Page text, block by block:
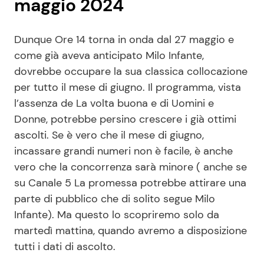
maggio 2024
Dunque Ore 14 torna in onda dal 27 maggio e
come già aveva anticipato Milo Infante,
dovrebbe occupare la sua classica collocazione
per tutto il mese di giugno. Il programma, vista
l’assenza de La volta buona e di Uomini e
Donne, potrebbe persino crescere i già ottimi
ascolti. Se è vero che il mese di giugno,
incassare grandi numeri non è facile, è anche
vero che la concorrenza sarà minore ( anche se
su Canale 5 La promessa potrebbe attirare una
parte di pubblico che di solito segue Milo
Infante). Ma questo lo scopriremo solo da
martedì mattina, quando avremo a disposizione
tutti i dati di ascolto.